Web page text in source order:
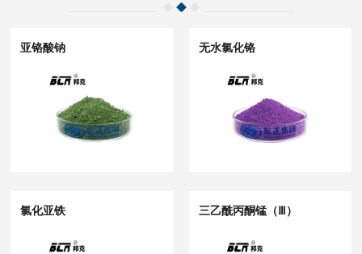
亚铬酸钠 无水氯化铬
氯化亚铁 三乙酰丙酮锰（Ⅲ）